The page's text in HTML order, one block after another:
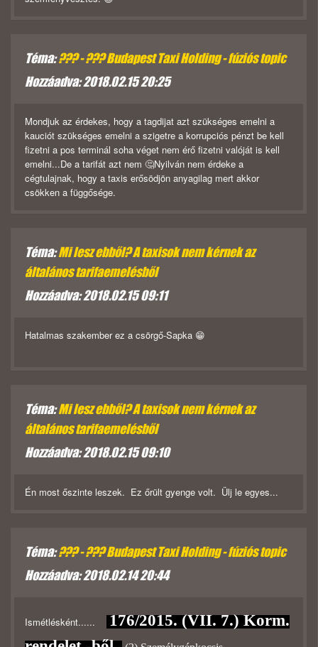
Téma:??? - ??? Budapest Taxi Holding - fúziós topic
Hozzáadva: 2018.02.15 20:25
Mondjuk az érdekes, hogy a tagdijat azt szükséges emelni a
kauciót szükséges emelni a szigetre a korrupciós pénzt be kell
fizetni a pos terminál soha véget nem érő fizetni valóját is kell
emelni...De a tarifát azt nem 🤔Nyilván nem érdeke a
cégtulajnak, hogy a taxis erősödjön anyagilag mert akkor
csökken a függősége.
Téma:Mi lesz ebből? A taxisok nem kérnek az
általános tarifaemelésből
Hozzáadva: 2018.02.15 09:11
Hatalmas szakember ez a csörgő-Sapka 😁
Téma:Mi lesz ebből? A taxisok nem kérnek az
általános tarifaemelésből
Hozzáadva: 2018.02.15 09:10
Én most őszinte leszek. Ez őrült gyenge volt. Ülj le egyes...
Téma:??? - ??? Budapest Taxi Holding - fúziós topic
Hozzáadva: 2018.02.14 20:44
Ismétlésként......
176/2015. (VII. 7.) Korm.